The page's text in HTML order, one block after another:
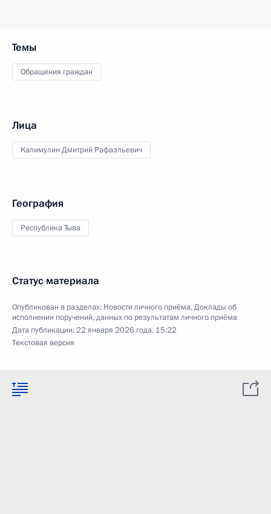
Темы
Обращения граждан
Лица
Калимулин Дмитрий Рафаэльевич
География
Республика Тыва
Статус материала
Опубликован в разделах: Новости личного приёма,Доклады об
исполнении поручений, данных по результатам личного приёма
Дата публикации:22 января 2026 года, 15:22
Текстовая версия